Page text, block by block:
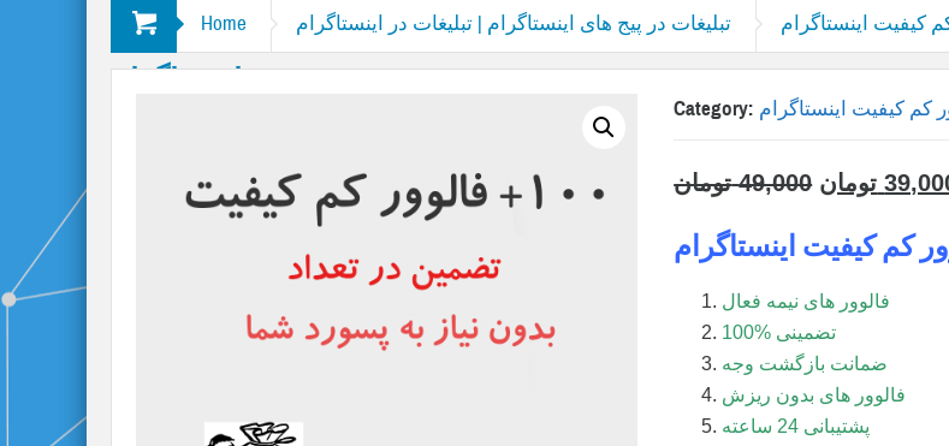
Home تبلیغات در پیج های اینستاگرام | تبلیغات در اینستاگرام کیفیت اینستاگرام
اینستاگرام
Category: کم کیفیت اینستاگرام
49,000 تومان تومان
فالوور های نیمه فعال
100% تضمینی
ضمانت بازگشت وجه
پشتیبانی 24 ساعته